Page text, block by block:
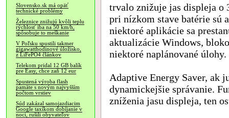
Slovensko.sk má opäť
technické problémy
Železnice znižujú kvôli teplu
rýchlosť iba na 50 km/h,
spôsobuje to meškanie
V Poľsku spustili takmer
gigawatthodinové úložisko,
z LiFePO4 článkov
Telekom pridal 12 GB balík
pre Easy, chce zaň 12 eur
Spustená výroba flash
pamäte s novým najvyšším
počtom vrstiev
Súd zakázal samojazdiacim
Google taxíkom dobíjanie v
noci, rušili obyvateľov
trvalo znižuje jas displeja o
pri nízkom stave batérie sú
niektoré aplikácie sa
aktualizácie Windows,
niektoré naplánované úlohy.
Adaptive Energy Saver, ak
dynamickejšie správanie.
zníženia jasu displeja, ten